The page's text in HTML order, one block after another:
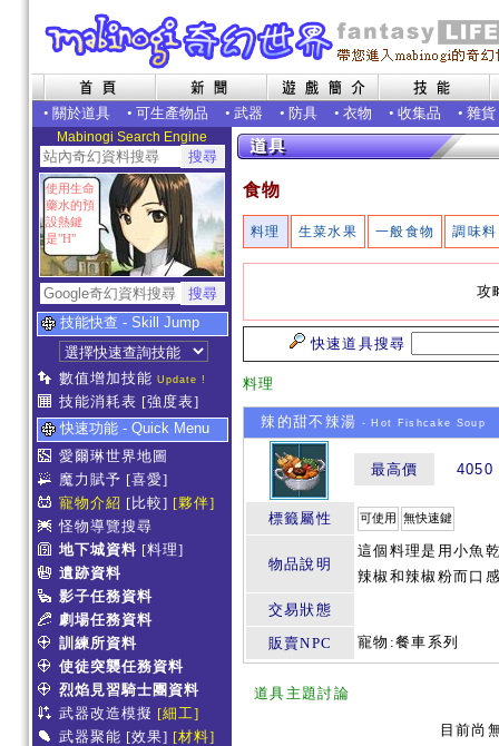
• 關於道具 • 可生產物品 • 武器 • 防具 • 衣物 • 收集品 • 雜貨
Mabinogi Search Engine
使用生命
藥水的預
設熱鍵
是"H"
技能快查 - Skill Jump
數值增加技能 Update !
技能消耗表 [強度表]
快速功能 - Quick Menu
愛爾琳世界地圖
魔力賦予 [喜愛]
寵物介紹 [比較] [夥伴]
怪物導覽搜尋
地下城資料 [料理]
遺跡資料
影子任務資料
劇場任務資料
訓練所資料
使徒突襲任務資料
烈焰見習騎士團資料
武器改造模擬 [細工]
武器聚能 [效果] [材料]
食物
料理 生菜水果 一般食物 調味料
攻
快速道具搜尋
料理
辣的甜不辣湯 - Hot Fishcake Soup
最高價 4050
標籤屬性 可使用 無快速鍵
物品說明
這個料理是用小魚
辣椒和辣椒粉而口
交易狀態
販賣NPC
寵物:餐車系列
道具主題討論
目前尚